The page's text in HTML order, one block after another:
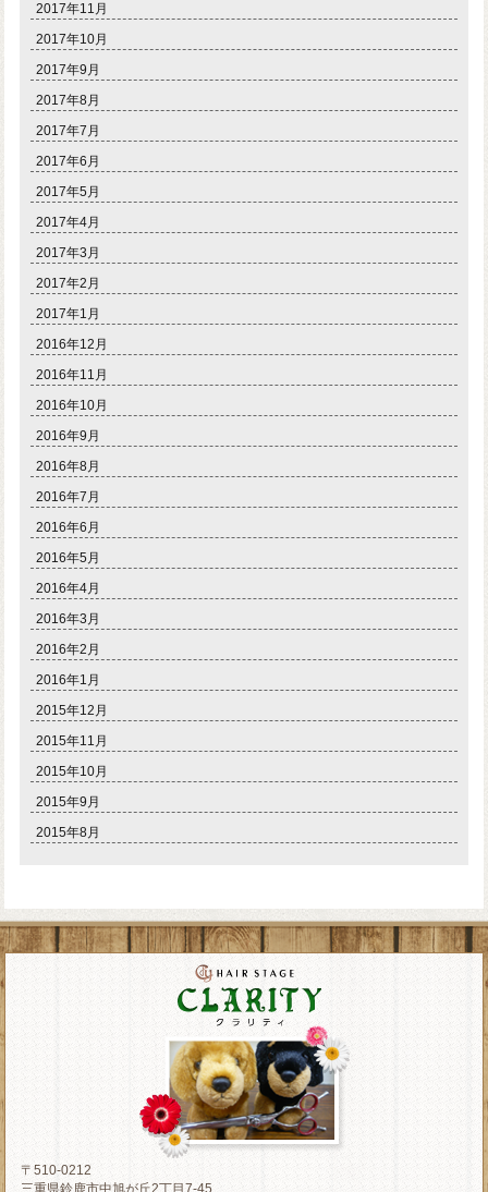
2017年11月
2017年10月
2017年9月
2017年8月
2017年7月
2017年6月
2017年5月
2017年4月
2017年3月
2017年2月
2017年1月
2016年12月
2016年11月
2016年10月
2016年9月
2016年8月
2016年7月
2016年6月
2016年5月
2016年4月
2016年3月
2016年2月
2016年1月
2015年12月
2015年11月
2015年10月
2015年9月
2015年8月
〒510-0212
三重県鈴鹿市中旭が丘2丁目7-45